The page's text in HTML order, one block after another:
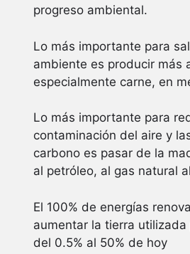
progreso ambiental.
Lo más importante para
ambiente es producir más
especialmente carne, en
Lo más importante para
contaminación del aire y
carbono es pasar de la
al petróleo, al gas natural
El 100% de energías
aumentar la tierra utilizada
del 0.5% al ​​50% de hoy